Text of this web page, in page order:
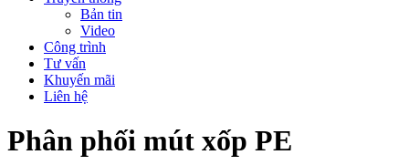
Bản tin
Video
Công trình
Tư vấn
Khuyến mãi
Liên hệ
Phân phối mút xốp PE